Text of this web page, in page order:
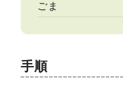
ごま
手順